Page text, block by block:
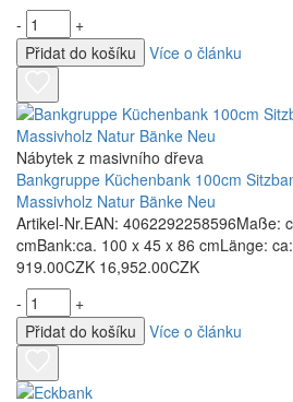
-
+
Přidat do košíku
Více o článku
Nábytek z masivního dřeva
Bankgruppe Küchenbank 100cm
Massivholz Natur Bänke Neu
Artikel-Nr.EAN: 4062292258596Maße:
cmBank:ca. 100 x 45 x 86 cmLänge:
919.00CZK 16,952.00CZK
-
+
Přidat do košíku
Více o článku